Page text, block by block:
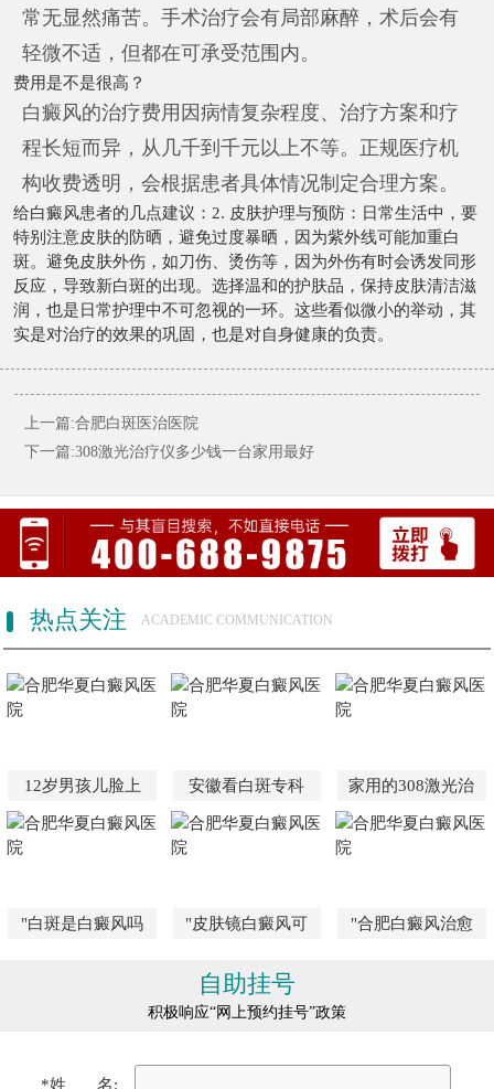
常无显然痛苦。手术治疗会有局部麻醉，术后会有
轻微不适，但都在可承受范围内。
费用是不是很高？
白癜风的治疗费用因病情复杂程度、治疗方案和疗
程长短而异，从几千到千元以上不等。正规医疗机
构收费透明，会根据患者具体情况制定合理方案。
给白癜风患者的几点建议：2. 皮肤护理与预防：日常生活中，要
特别注意皮肤的防晒，避免过度暴晒，因为紫外线可能加重白
斑。避免皮肤外伤，如刀伤、烫伤等，因为外伤有时会诱发同形
反应，导致新白斑的出现。选择温和的护肤品，保持皮肤清洁滋
润，也是日常护理中不可忽视的一环。这些看似微小的举动，其
实是对治疗的效果的巩固，也是对自身健康的负责。
上一篇:合肥白斑医治医院
下一篇:308激光治疗仪多少钱一台家用最好
热点关注 ACADEMIC COMMUNICATION
12岁男孩儿脸上 安徽看白斑专科 家用的308激光治
"白斑是白癜风吗 "皮肤镜白癜风可 "合肥白癜风治愈
自助挂号
积极响应“网上预约挂号”政策
*姓 名: